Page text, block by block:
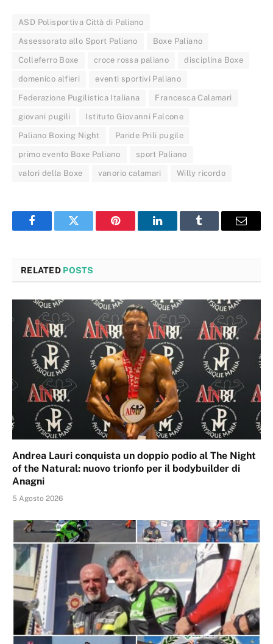
ASD Polisportiva Città di Paliano
Assessorato allo Sport Paliano Boxe Paliano
Colleferro Boxe croce rossa paliano disciplina Boxe
domenico alfieri eventi sportivi Paliano
Federazione Pugilistica Italiana Francesca Calamari
giovani pugili Istituto Giovanni Falcone
Paliano Boxing Night Paride Prili pugile
primo evento Boxe Paliano sport Paliano
valori della Boxe vanorio calamari Willy ricordo
FacebookTwitter Pinterest LinkedInTumblr Email
RELATED POSTS
Andrea Lauri conquista un doppio podio al The Night
of the Natural: nuovo trionfo per il bodybuilder di
Anagni
5 Agosto 2026